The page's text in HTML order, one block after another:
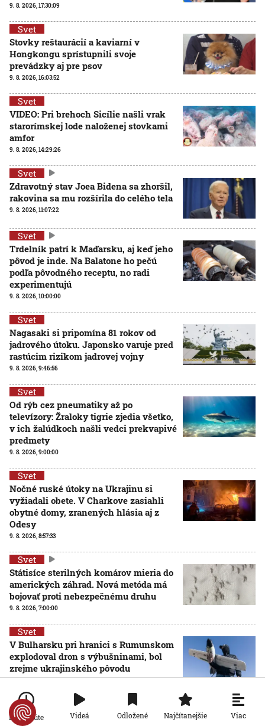
9. 8. 2026, 17:30:09
Svet
Stovky reštaurácií a kaviarní v
Hongkongu sprístupnili svoje
prevádzky aj pre psov
9. 8. 2026, 16:03:52
Svet
VIDEO: Pri brehoch Sicílie našli vrak
starorímskej lode naloženej stovkami
amfor
9. 8. 2026, 14:29:26
Svet
Zdravotný stav Joea Bidena sa zhoršil,
rakovina sa mu rozšírila do celého tela
9. 8. 2026, 11:07:22
Svet
Trdelník patrí k Maďarsku, aj keď jeho
pôvod je inde. Na Balatone ho pečú
podľa pôvodného receptu, no radi
experimentujú
9. 8. 2026, 10:00:00
Svet
Nagasaki si pripomína 81 rokov od
jadrového útoku. Japonsko varuje pred
rastúcim rizikom jadrovej vojny
9. 8. 2026, 9:46:56
Svet
Od rýb cez pneumatiky až po
televízory: Žraloky tigrie zjedia všetko,
v ich žalúdkoch našli vedci prekvapivé
predmety
9. 8. 2026, 9:00:00
Svet
Nočné ruské útoky na Ukrajinu si
vyžiadali obete. V Charkove zasiahli
obytné domy, zranených hlásia aj z
Odesy
9. 8. 2026, 8:57:33
Svet
Státisíce sterilných komárov mieria do
amerických záhrad. Nová metóda má
bojovať proti nebezpečnému druhu
9. 8. 2026, 7:00:00
Svet
V Bulharsku pri hranici s Rumunskom
explodoval dron s výbušninami, bol
zrejme ukrajinského pôvodu
8. 8. 2026, 17:52:27
Po minúte Videá Odložené Najčítanejšie Viac